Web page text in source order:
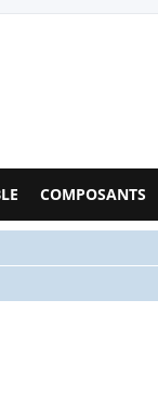
COMPOSANTS